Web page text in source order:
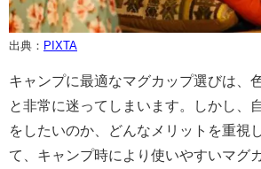
出典： PIXTA
キャンプに最適なマグカップ選びは、
と非常に迷ってしまいます。しかし、
をしたいのか、どんなメリットを重視
て、キャンプ時により使いやすいマグ